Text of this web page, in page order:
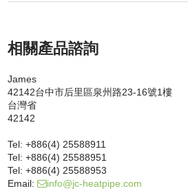
相關產品諮詢
James
42142台中市后里區泉州路23-16號1樓
台灣省
42142
Tel:+886(4) 25588911
Tel:+886(4) 25588951
Tel:+886(4) 25588953
Email:
info@jc-heatpipe.com